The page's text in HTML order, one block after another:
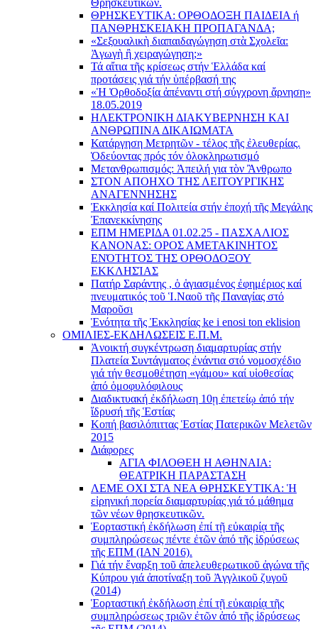
Θρησκευτικῶν.
ΘΡΗΣΚΕΥΤΙΚΑ: ΟΡΘΟΔΟΞΗ ΠΑΙΔΕΙΑ ή
ΠΑΝΘΡΗΣΚΕΙΑΚΗ ΠΡΟΠΑΓΑΝΔΑ;
«Σεξουαλικὴ διαπαιδαγώγηση στὰ Σχολεῖα:
Ἀγωγὴ ἢ χειραγώγηση;»
Τά αἴτια τῆς κρίσεως στήν Ἑλλάδα καί
προτάσεις γιά τήν ὑπέρβασή της
«Ἡ Ὀρθοδοξία ἀπέναντι στή σύγχρονη ἄρνηση»
18.05.2019
ΗΛΕΚΤΡΟΝΙΚΗ ΔΙΑΚΥΒΕΡΝΗΣΗ ΚΑΙ
ΑΝΘΡΩΠΙΝΑ ΔΙΚΑΙΩΜΑΤΑ
Κατάργηση Μετρητῶν - τέλος τῆς ἐλευθερίας.
Ὁδεύοντας πρός τόν ὁλοκληρωτισμό
Μετανθρωπισμός: Ἀπειλή για τὸν Ἂνθρωπο
ΣΤΟΝ ΑΠΟΗΧΟ ΤΗΣ ΛΕΙΤΟΥΡΓΙΚΗΣ
ΑΝΑΓΕΝΝΗΣΗΣ
Ἐκκλησία καί Πολιτεία στήν ἐποχή τῆς Μεγάλης
Ἐπανεκκίνησης
ΕΠΜ ΗΜΕΡΙΔΑ 01.02.25 - ΠΑΣΧΑΛΙΟΣ
ΚΑΝΟΝΑΣ: ΟΡΟΣ ΑΜΕΤΑΚΙΝΗΤΟΣ
ΕΝΌΤΗΤΟΣ ΤΗΣ ΟΡΘΟΔΟΞΟΥ
ΕΚΚΛΗΣΊΑΣ
Πατήρ Σαράντης , ὁ ἁγιασμένος ἐφημέριος καί
πνευματικός τοῦ Ἱ.Ναοῦ τῆς Παναγίας στό
Μαροῦσι
Ἑνότητα τῆς Ἐκκλησίας ke i enosi ton eklision
ΟΜΙΛΙΕΣ-ΕΚΔΗΛΩΣΕΙΣ Ε.Π.Μ.
Ἀνοικτή συγκέντρωση διαμαρτυρίας στήν
Πλατεία Συντάγματος ἐνάντια στό νομοσχέδιο
γιά τήν θεσμοθέτηση «γάμου» καί υἱοθεσίας
ἀπό ὁμοφυλόφιλους
Διαδικτυακή ἐκδήλωση 10ῃ ἐπετείῳ ἀπό τήν
ἵδρυσή τῆς Ἑστίας
Κοπή βασιλόπιττας Ἑστίας Πατερικῶν Μελετῶν
2015
Διάφορες
ΑΓΙΑ ΦΙΛΟΘΕΗ Η ΑΘΗΝΑΙΑ:
ΘΕΑΤΡΙΚΗ ΠΑΡΑΣΤΑΣΗ
ΛΕΜΕ ΟΧΙ ΣΤΑ ΝΕΑ ΘΡΗΣΚΕΥΤΙΚΑ: Ἡ
εἰρηνική πορεία διαμαρτυρίας γιά τό μάθημα
τῶν νέων θρησκευτικῶν.
Ἑορταστική ἐκδήλωση ἐπί τῇ εὐκαιρίᾳ τῆς
συμπληρώσεως πέντε ἐτῶν ἀπό τῆς ἱδρύσεως
τῆς ΕΠΜ (ΙΑΝ 2016).
Γιά τήν ἔναρξη τοῦ ἀπελευθερωτικοῦ ἀγώνα τῆς
Κύπρου γιά ἀποτίναξη τοῦ Ἀγγλικοῦ ζυγοῦ
(2014)
Ἑορταστική ἐκδήλωση ἐπί τῇ εὐκαιρίᾳ τῆς
συμπληρώσεως τριῶν ἐτῶν ἀπό τῆς ἱδρύσεως